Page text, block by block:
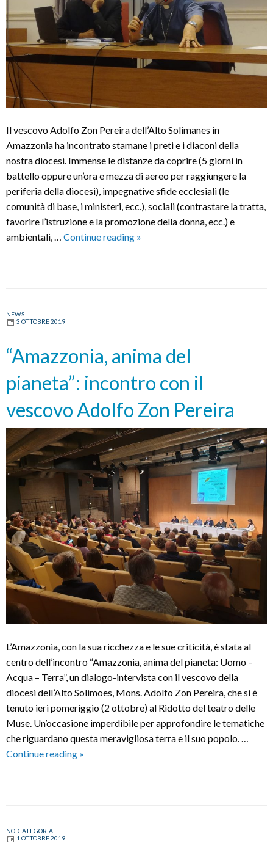
Il vescovo Adolfo Zon Pereira dell’Alto Solimanes in
Amazzonia ha incontrato stamane i preti e i diaconi della
nostra diocesi. Immense le distanze da coprire (5 giorni in
battello oppure un’ora e mezza di aereo per raggiungere la
periferia della diocesi), impegnative sfide ecclesiali (le
comunità di base, i ministeri, ecc.), sociali (contrastare la tratta,
favorire l’istruzione e la promozione della donna, ecc.) e
ambientali, … Continue reading Incontro
»
NEWS
3 OTTOBRE 2019
“Amazzonia, anima del
pianeta”: incontro con il
vescovo Adolfo Zon Pereira
L’Amazzonia, con la sua ricchezza e le sue criticità, è stata al
centro dell’incontro “Amazzonia, anima del pianeta: Uomo –
Acqua – Terra”, un dialogo-intervista con il vescovo della
diocesi dell’Alto Solimoes, Mons. Adolfo Zon Pereira, che si è
tenuto ieri pomeriggio (2 ottobre) al Ridotto del teatro delle
Muse. Un’occasione imperdibile per approfondire le tematiche
che riguardano questa meravigliosa terra e il suo popolo. …
Continue reading “Amazzonia,
»
NO_CATEGORIA
1 OTTOBRE 2019